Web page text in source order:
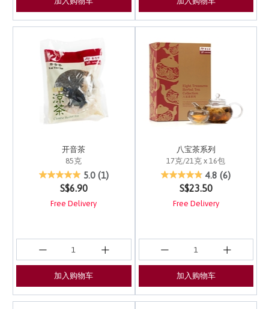
开音茶
85克
4.1 out of 5 Customer Rating
5.0 (1)
S$6.90
Free Delivery
加入购物车
八宝茶系列
17克/21克 x 16包
4.1 out of 5 Customer
4.8 (6)
S$23.50
Free Delivery
加入购物车